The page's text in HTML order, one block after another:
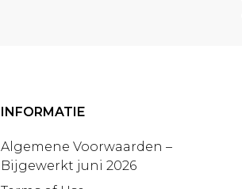
INFORMATIE
Algemene Voorwaarden –
Bijgewerkt juni 2026